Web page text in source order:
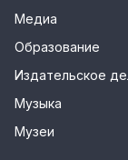
Медиа
Образование
Издательское
Музыка
Музеи